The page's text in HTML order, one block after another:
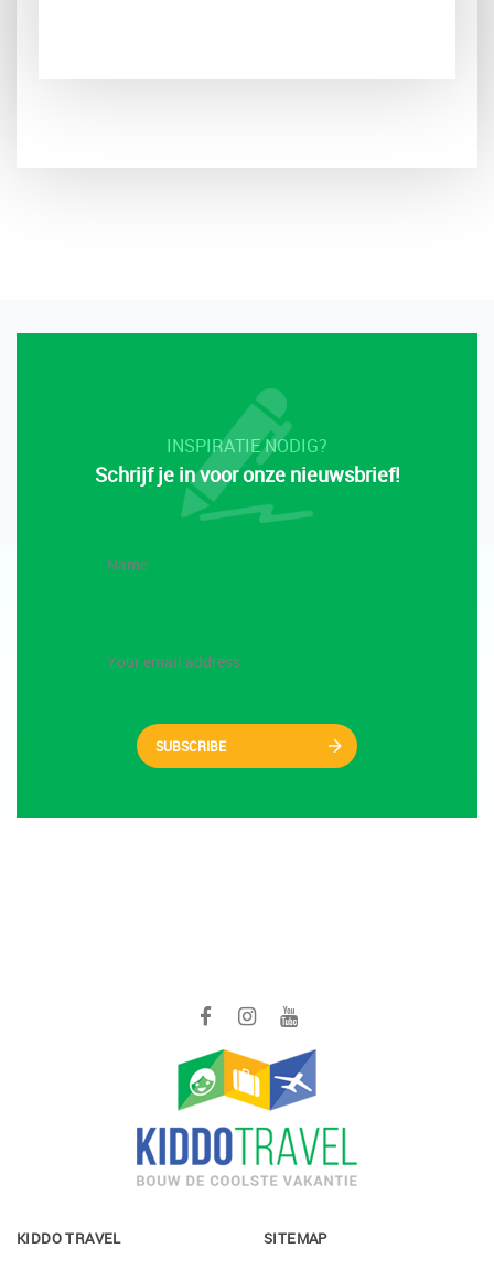
INSPIRATIE NODIG?
Schrijf je in voor onze nieuwsbrief!
SUBSCRIBE
KIDDO TRAVEL SITEMAP